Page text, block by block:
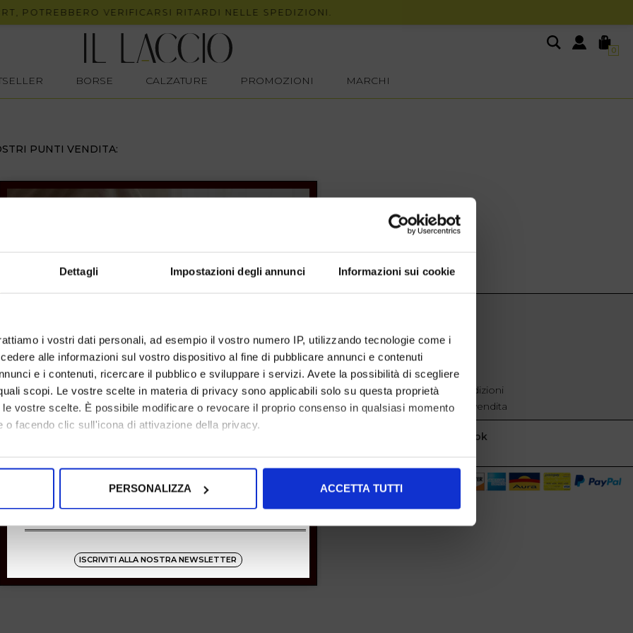
Dettagli Impostazioni degli annunci Informazioni sui cookie
i vostri dati personali, ad esempio il vostro numero IP, utilizzando tecnologie come i
alle informazioni sul vostro dispositivo al fine di pubblicare annunci e contenuti
e i contenuti, ricercare il pubblico e sviluppare i servizi. Avete la possibilità di scegliere
scopi. Le vostre scelte in materia di privacy sono applicabili solo su questa proprietà
vostre scelte. È possibile modificare o revocare il proprio consenso in qualsiasi momento
o facendo clic sull'icona di attivazione della privacy.
anche:
scansionandolo attivamente alla ricerca di caratteristiche specifiche (impronte
elaborati i tuoi dati personali e imposta le tue preferenze nella
PERSONALIZZA ACCETTA TUTTI
VERIFICARSI RITARDI NELLE SPEDIZIONI.
0
BORSE CALZATURE PROMOZIONI MARCHI
PUNTI VENDITA:
SHOPPING
Resi
Pagamenti
Spedizione
EXTRA
cookie policy
Privacy
Termini e condizioni
Condizioni di vendita
Facebook
ISCRIVITI ALLA NOSTRA NEWSLETTER